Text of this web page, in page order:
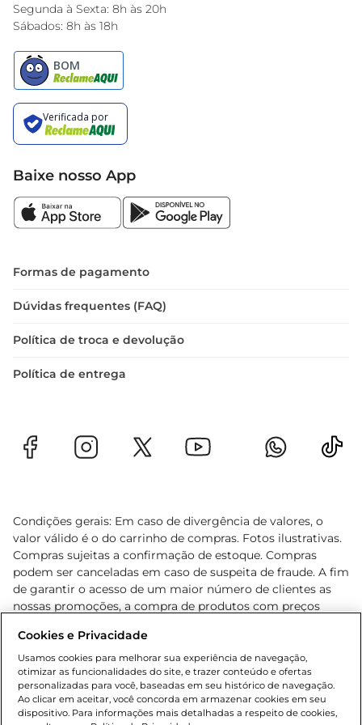
Segunda à Sexta: 8h às 20h
Sábados: 8h às 18h
Baixe nosso App
Formas de pagamento
Dúvidas frequentes (FAQ)
Política de troca e devolução
Política de entrega
Condições gerais: Em caso de divergência de valores, o
valor válido é o do carrinho de compras. Fotos ilustrativas.
Compras sujeitas a confirmação de estoque. Compras
podem ser canceladas em caso de suspeita de fraude. A fim
de garantir o acesso de um maior número de clientes as
nossas promoções, a compra de produtos com preços
cliente. Os preços, ofertas e condições são exclusivos para
o e-commerce e válidos durante o dia de hoje, podendo
sofrer alterações sem prévia notificação. Proibida a venda
de bebidas alcoólicas para menores de 18 anos, conforme
Lei n.º 8069/90, art. 81, inciso II (Estatuto da Criança e do
Cookies e Privacidade
Usamos cookies para melhorar sua experiência de navegação,
otimizar as funcionalidades do site, e trazer conteúdo e ofertas
personalizadas para você, baseadas em seu histórico de navegação.
Ao clicar em aceitar, você concorda em armazenar cookies em seu
dispositivo. Para informações mais detalhadas a respeito de cookies,